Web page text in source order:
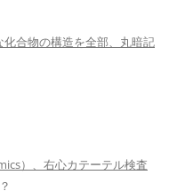
合物の構造を全部、丸暗記
）、右心カテーテル検査